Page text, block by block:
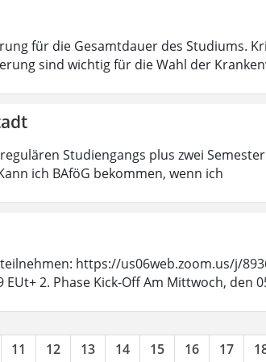
für die Gesamtdauer des Studiums.
sind wichtig für die Wahl der
Studiengangs plus zwei
ich BAföG bekommen, wenn ich
https://us06web.zoom.us/j/
EUt+ 2. Phase Kick-Off Am Mittwoch, den
11 12 13 14 15 16 17